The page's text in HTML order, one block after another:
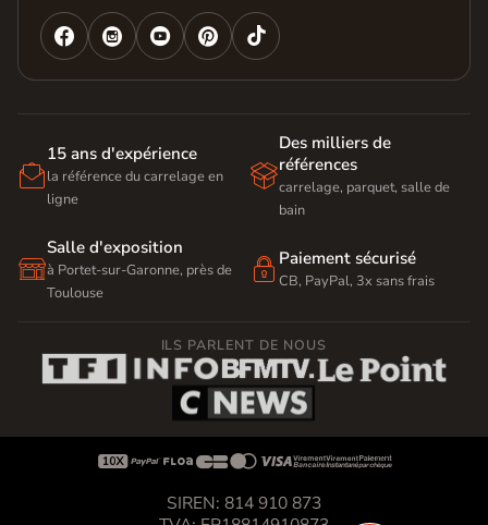
   

15 ans d'expérience
la référence du carrelage en
ligne

Des milliers de
références
carrelage, parquet, salle de
bain

Salle d'exposition
à Portet-sur-Garonne, près de
Toulouse
 Paiement sécurisé
CB, PayPal, 3x sans frais
ILS PARLENT DE NOUS

SIREN: 814 910 873